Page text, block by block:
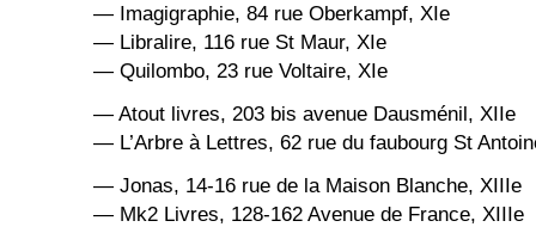
— Imagigraphie, 84 rue Oberkampf, XIe
— Libralire, 116 rue St Maur, XIe
— Quilombo, 23 rue Voltaire, XIe
— Atout livres, 203 bis avenue Dausménil, XIIe
— L’Arbre à Lettres, 62 rue du faubourg St
— Jonas, 14-16 rue de la Maison Blanche, XIIIe
— Mk2 Livres, 128-162 Avenue de France, XIIIe